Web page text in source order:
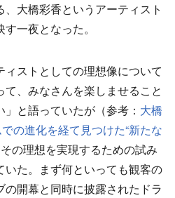
大橋彩香というアーティスト
一夜となった。
ストとしての理想像について
て、みなさんを楽しませること
と語っていたが（参考： 大橋
の進化を経て見つけた“新たな
の理想を実現するための試み
いた。まず何といっても観客の
開幕と同時に披露されたドラ